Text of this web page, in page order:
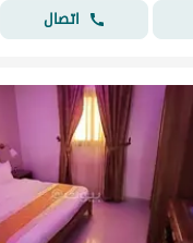
اتصال